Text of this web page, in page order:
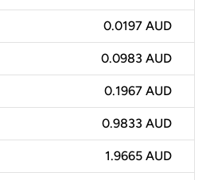
0.0197 AUD
0.0983 AUD
0.1967 AUD
0.9833 AUD
1.9665 AUD